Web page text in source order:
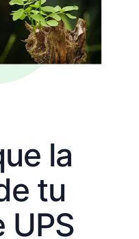
la
tu
UPS